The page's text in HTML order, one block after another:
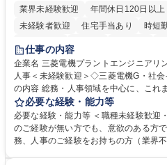
業界未経験歓迎
年間休日120日以上
未経験者歓迎
住宅手当あり 時短
退職金あり
駅近5分以内
土日祝休み 服装自由
仕事の内容
企業名 三菱電機プラントエンジニアリング株式会社 求
人事＜未経験歓迎＞◇三菱電機G・社会
の内容 総務・人事領域を中心に、これ
します。 ＜具体的には＞ ・総務/人事労務（給与・社保・勤怠管理など）
・採用・教育研修 ・福利厚生運用 な
採用や教育等の業務内容により、関西
出張もございます。 ※担当業務を持ち
必要な経験・能力等
必要な経験・能力等 ＜職種未経験歓迎
のご経験が無い方でも、意欲のある方
務、人事のご経験をお持ちの方（業界不問） ■求める人物像：